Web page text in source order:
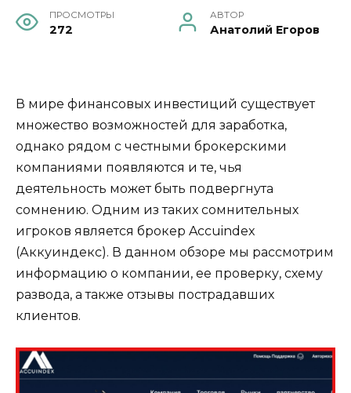
ПРОСМОТРЫ
272
АВТОР
Анатолий Егоров
В мире финансовых инвестиций существует
множество возможностей для заработка,
однако рядом с честными брокерскими
компаниями появляются и те, чья
деятельность может быть подвергнута
сомнению. Одним из таких сомнительных
игроков является брокер Accuindex
(Аккуиндекс). В данном обзоре мы рассмотрим
информацию о компании, ее проверку, схему
развода, а также отзывы пострадавших
клиентов.